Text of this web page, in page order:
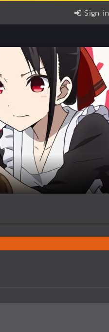
Sign in